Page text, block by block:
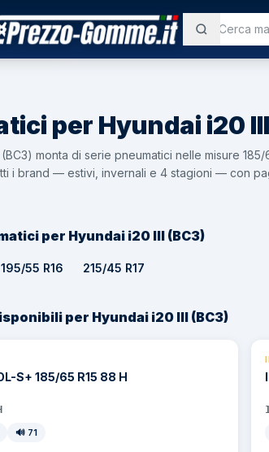
per Hyundai i20
monta di serie pneumatici nelle misure 185/
i brand — estivi, invernali e 4 stagioni — con
per Hyundai i20 III (BC3)
195/55 R16 215/45 R17
per Hyundai i20 III (BC3)
S+ 185/65 R15 88 H
🔊 71